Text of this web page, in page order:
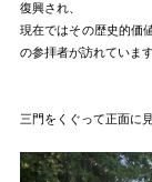
復興され、
現在ではその歴史的価
の参拝者が訪れています
三門をくぐって正面に